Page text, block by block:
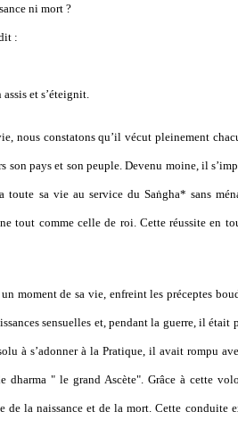
ni mort ?
:
et s’éteignit.
nous constatons qu’il vécut pleinement
son pays et son peuple. Devenu moine, il
toute sa vie au service du Saṅgha* sans
tout comme celle de roi. Cette réussite en
moment de sa vie, enfreint les préceptes
sensuelles et, pendant la guerre, il était
à s’adonner à la Pratique, il avait rompu
dharma " le grand Ascète". Grâce à cette
de la naissance et de la mort. Cette conduite